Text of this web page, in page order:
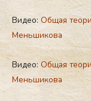
Видео:Общая
Меньшикова
Видео:Общая
Меньшикова